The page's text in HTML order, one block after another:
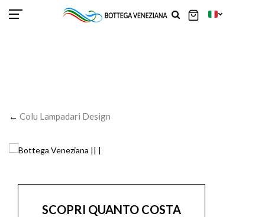
← Colu Lampadari Design
SCOPRI QUANTO COSTA